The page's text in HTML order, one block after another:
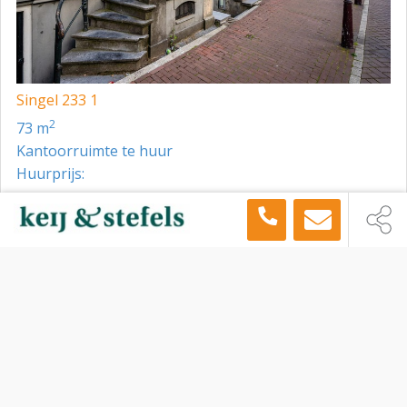
Singel 233 1
73 m2
Kantoorruimte te huur
Huurprijs:
Toon meer panden in de buurt →